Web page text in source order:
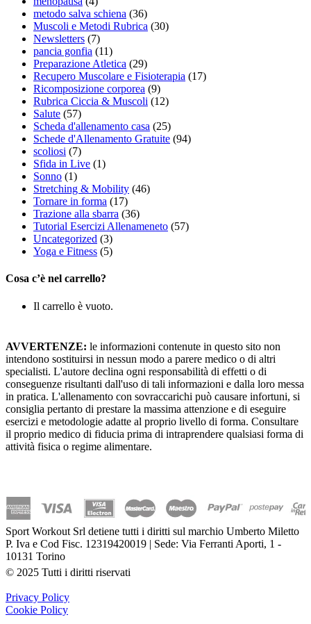
metodo salva schiena (36)
Muscoli e Metodi Rubrica (30)
Newsletters (7)
pancia gonfia (11)
Preparazione Atletica (29)
Recupero Muscolare e Fisioterapia (17)
Ricomposizione corporea (9)
Rubrica Ciccia & Muscoli (12)
Salute (57)
Scheda d'allenamento casa (25)
Schede d'Allenamento Gratuite (94)
scoliosi (7)
Sfida in Live (1)
Sonno (1)
Stretching & Mobility (46)
Tornare in forma (17)
Trazione alla sbarra (36)
Tutorial Esercizi Allenameneto (57)
Uncategorized (3)
Yoga e Fitness (5)
Cosa c’è nel carrello?
Il carrello è vuoto.
AVVERTENZE: le informazioni contenute in questo sito non
intendono sostituirsi in nessun modo a parere medico o di altri
specialisti. L'autore declina ogni responsabilità di effetti o di
conseguenze risultanti dall'uso di tali informazioni e dalla loro messa
in pratica. L'allenamento con sovraccarichi può causare infortuni, si
consiglia pertanto di prestare la massima attenzione e di eseguire
esercizi e metodologie adatte al proprio livello di forma. Consultare
il proprio medico di fiducia prima di intraprendere qualsiasi forma di
attività fisica o regime alimentare.
Sport Workout Srl detiene tutti i diritti sul marchio Umberto Miletto
P. Iva e Cod Fisc. 12319420019 | Sede: Via Ferranti Aporti, 1 -
10131 Torino
© 2025 Tutti i diritti riservati
Privacy Policy
Cookie Policy